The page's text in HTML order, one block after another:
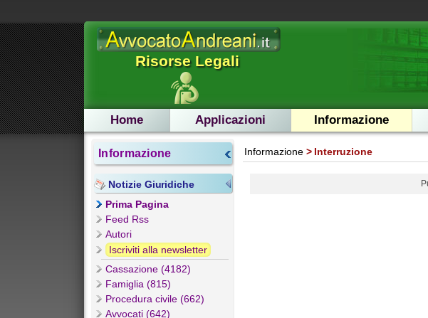
Risorse Legali
Home Applicazioni Informazione
Informazione
Notizie Giuridiche
Prima Pagina
Feed Rss
Autori
Iscriviti alla newsletter
Cassazione (4182)
Famiglia (815)
Procedura civile (662)
Avvocati (642)
Informazione Interruzione